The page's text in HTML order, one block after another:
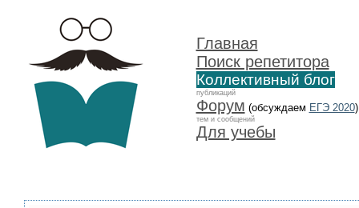
Главная
Поиск репетитора
Коллективный блог
публикаций
Форум (обсуждаем ЕГЭ 2020)
тем и сообщений
Для учебы